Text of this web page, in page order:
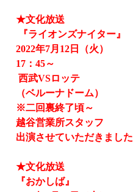
★文化放送
『ライオンズナイター』
2022年7月 12 日（火）
17 ：45～
西武VSロッテ
（ベルーナドーム）
※二回裏終了頃～
越谷営業所スタッフ
出演させていただきました
★文化放送
『おかしば』